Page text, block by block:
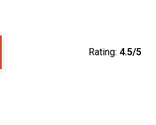
Rating: 4.5/5